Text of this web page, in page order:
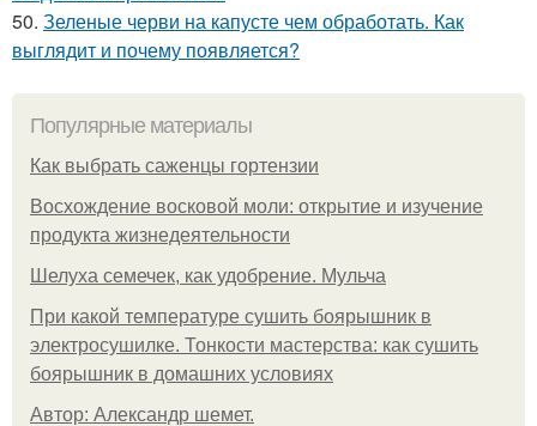
50. Зеленые черви на капусте чем обработать. Как
выглядит и почему появляется?
Популярные материалы
Как выбрать саженцы гортензии
Восхождение восковой моли: открытие и изучение
продукта жизнедеятельности
Шелуха семечек, как удобрение. Мульча
При какой температуре сушить боярышник в
электросушилке. Тонкости мастерства: как сушить
боярышник в домашних условиях
Автор: Александр шемет.